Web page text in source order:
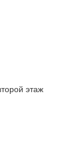
этаж